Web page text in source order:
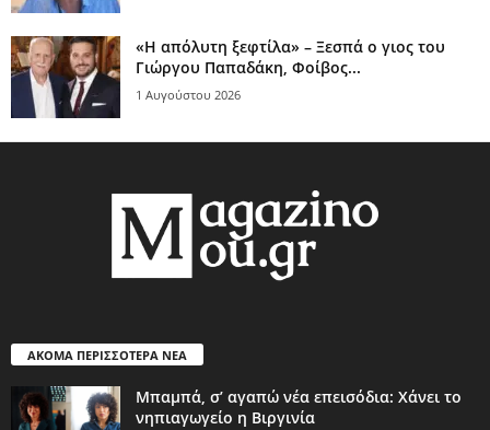
«Η απόλυτη ξεφτίλα» – Ξεσπά ο γιος του
Γιώργου Παπαδάκη, Φοίβος...
1 Αυγούστου 2026
ΑΚΟΜΑ ΠΕΡΙΣΣΟΤΕΡΑ ΝΕΑ
Μπαμπά, σ’ αγαπώ νέα επεισόδια: Χάνει το
νηπιαγωγείο η Βιργινία